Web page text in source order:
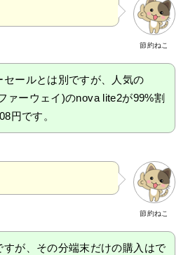
節約ねこ
セールとは別ですが、人気の
ァーウェイ)のnova lite2が99%割
円です。
節約ねこ
すが、その分端末だけの購入はで